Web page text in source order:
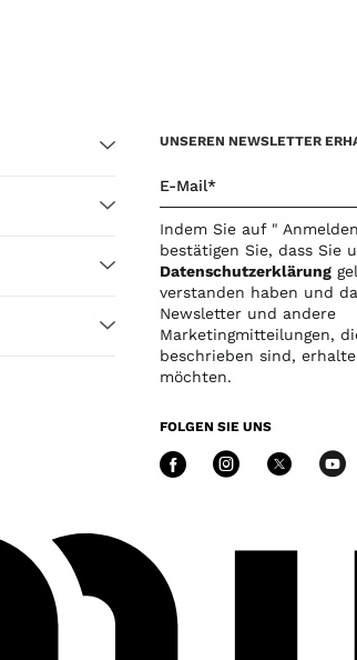
UNSEREN NEWSLETTER
E-Mail*
Indem Sie auf "
bestätigen Sie, dass Sie
Datenschutzerklärung
verstanden haben und
Newsletter und andere
Marketingmitteilungen,
beschrieben sind,
möchten.
FOLGEN SIE UNS
Folgen Sie
Folgen